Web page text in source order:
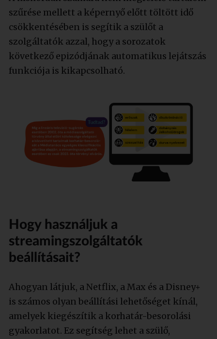
szűrése mellett a képernyő előtt töltött idő
csökkentésében is segítik a szülőt a
szolgáltatók azzal, hogy a sorozatok
következő epizódjának automatikus lejátszás
funkciója is kikapcsolható.
Hogy használjuk a
streamingszolgáltatók
beállításait?
Ahogyan látjuk, a Netflix, a Max és a Disney+
is számos olyan beállítási lehetőséget kínál,
amelyek kiegészítik a korhatár-besorolási
gyakorlatot. Ez segítség lehet a szülő,